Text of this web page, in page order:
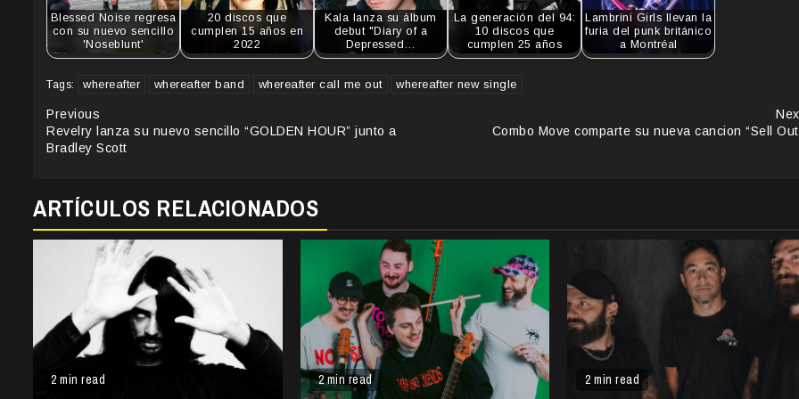
Blessed Noise regresa
con su nuevo sencillo
'Noseblunt'
20 discos que
cumplen 15 años en
2022
Kala lanza su álbum
debut "Diary of a
Depressed…
La generación del 94:
10 discos que
cumplen 25 años
Lambrini Girls llevan la
furia del punk británico
a Montréal
Tags: whereafter whereafter band whereafter call me out whereafter new single
Continue
Reading
Previous
Revelry lanza su nuevo sencillo “GOLDEN HOUR” junto a
Bradley Scott
Combo Move comparte su nueva cancion “Sell
ARTÍCULOS RELACIONADOS
2 min read 2 min read 2 min read